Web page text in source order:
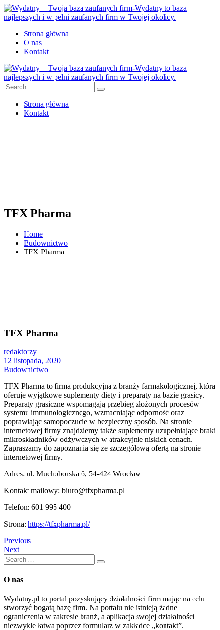
Strona główna
O nas
Kontakt
Strona główna
Kontakt
TFX Pharma
Home
Budownictwo
TFX Pharma
TFX Pharma
redaktorzy
12 listopada, 2020
Budownictwo
TFX Pharma to firma produkcyjna z branży farmakologicznej, która
oferuje wyjątkowe suplementy diety i preparaty na bazie grasicy.
Preparaty grasiczne wspomagają przebieg złożonych procesów
systemu immunologicznego, wzmacniając odporność oraz
poprawiając samopoczucie w bezpieczny sposób. Na stronie
internetowej firmy znajdziemy także suplementy uzupełniające braki
mikroskładników odżywczych w atrakcyjnie niskich cenach.
Zapraszamy do zapoznania się ze szczegółową ofertą na stronie
internetowej firmy.
Adres: ul. Muchoborska 6, 54-424 Wrocław
Kontakt mailowy: biuro@tfxpharma.pl
Telefon: 601 995 400
Strona: https://tfxpharma.pl/
Previous
Next
O nas
Wydatny.pl to portal pozyskujący działalności firm mając na celu
stworzyć bogatą bazę firm. Na portalu nie istnieją żadne
ograniczenia w zakresie branż, a aplikacja swojej działalności
niezwykle łatwa poprzez formularz w zakładce „kontakt”.